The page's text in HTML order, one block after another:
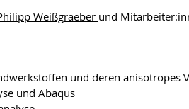
Weißgraeber und
und deren anisotropes
und Abaqus